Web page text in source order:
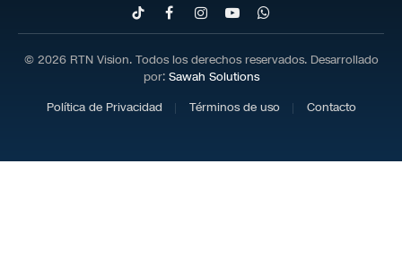
TikTokFacebookInstagram
YouTubeWhatsApp
© 2026 RTN Vision. Todos los derechos reservados. Desarrollado
por: Sawah Solutions
Política de Privacidad
Términos de uso Contacto